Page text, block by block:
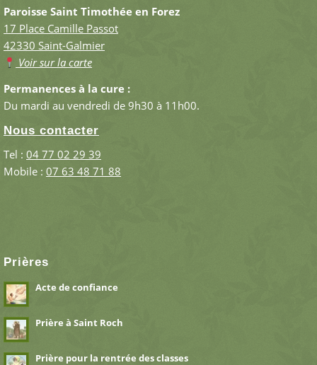
Paroisse Saint Timothée en Forez
17 Place Camille Passot
42330 Saint-Galmier
Voir sur la carte
Permanences à la cure :
Du mardi au vendredi de 9h30 à 11h00.
Nous contacter
Tel : 04 77 02 29 39
Mobile : 07 63 48 71 88
Prières
Acte de confiance
Prière à Saint Roch
Prière pour la rentrée des classes